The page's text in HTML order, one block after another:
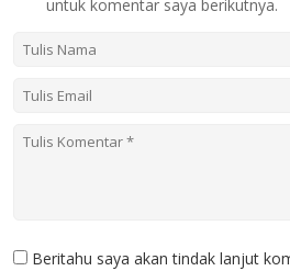
untuk komentar saya berikutnya.
Beritahu saya akan tindak lanjut